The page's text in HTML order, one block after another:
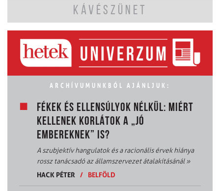
KÁVÉSZÜNET
ARCHÍVUMUNKBÓL AJÁNLJUK:
FÉKEK ÉS ELLENSÚLYOK NÉLKÜL: MIÉRT
KELLENEK KORLÁTOK A „JÓ
EMBEREKNEK” IS?
A szubjektív hangulatok és a racionális érvek hiánya
rossz tanácsadó az államszervezet átalakításánál»
HACK PÉTER
/ BELFÖLD